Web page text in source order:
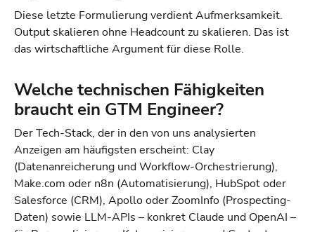
Diese letzte Formulierung verdient Aufmerksamkeit.
Output skalieren ohne Headcount zu skalieren. Das ist
das wirtschaftliche Argument für diese Rolle.
Welche technischen Fähigkeiten
braucht ein GTM Engineer?
Der Tech-Stack, der in den von uns analysierten
Anzeigen am häufigsten erscheint: Clay
(Datenanreicherung und Workflow-Orchestrierung),
Make.com oder n8n (Automatisierung), HubSpot oder
Salesforce (CRM), Apollo oder ZoomInfo (Prospecting-
Daten) sowie LLM-APIs – konkret Claude und OpenAI –